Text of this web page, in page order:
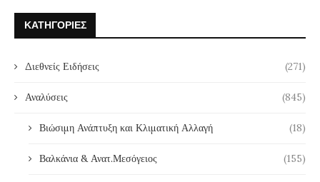
ΚΑΤΗΓΟΡΊΕΣ
Διεθνείς Ειδήσεις (271)
Αναλύσεις (845)
Βιώσιμη Ανάπτυξη και Κλιματική Αλλαγή (18)
Βαλκάνια & Ανατ.Μεσόγειος (155)